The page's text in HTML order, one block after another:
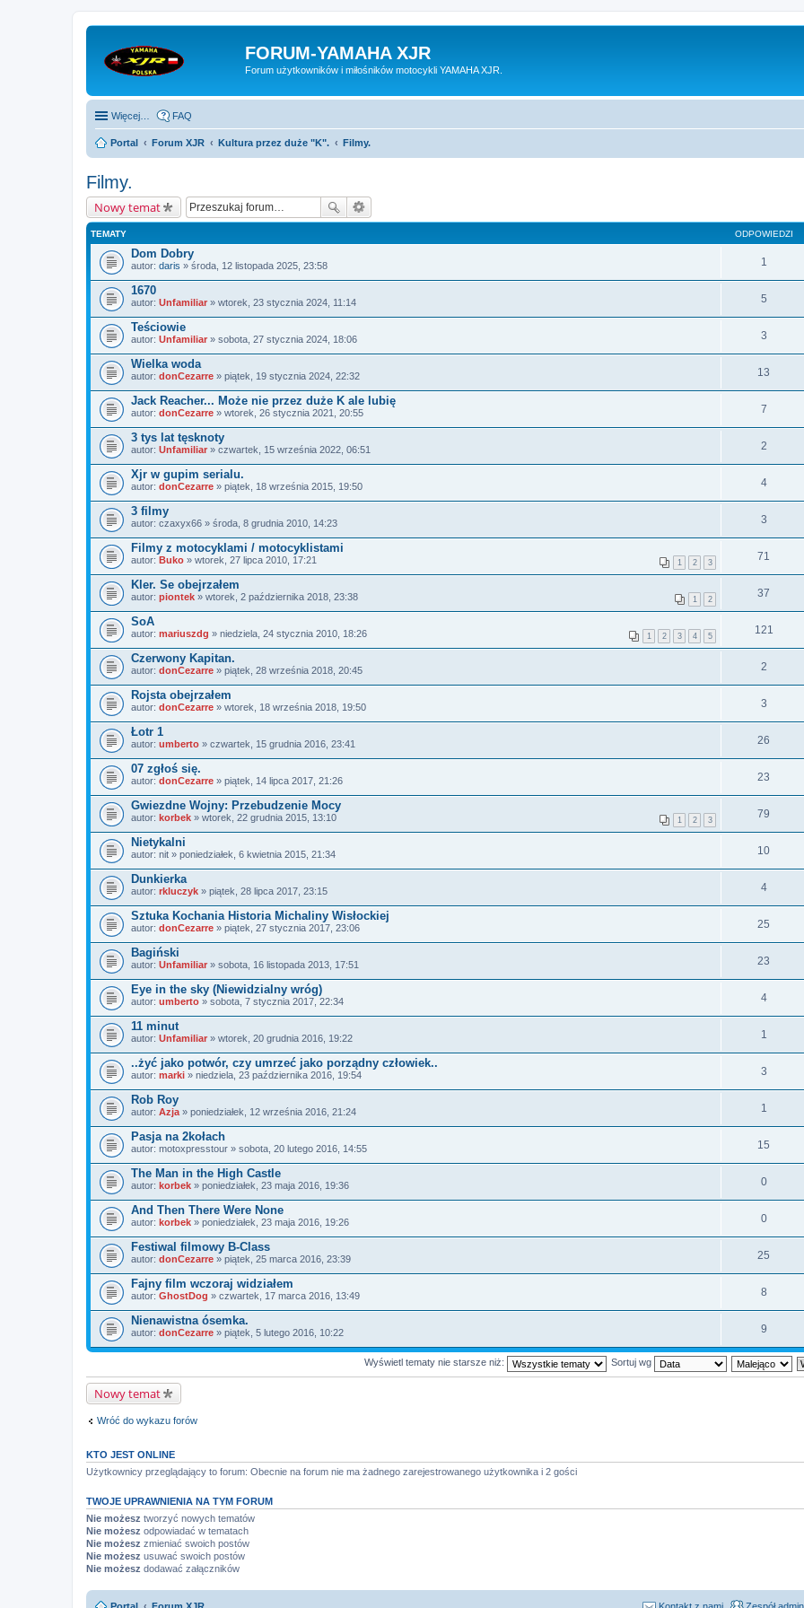
FORUM-YAMAHA XJR
Forum użytkowników i miłośników motocykli YAMAHA XJR.
Więcej… FAQ
Portal Forum XJR Kultura przez duże "K". Filmy.
Filmy.
Nowy temat
TEMATY ODPOWIEDZI
Dom Dobry
autor: daris » środa, 12 listopada 2025, 23:58 1
1670
autor: Unfamiliar » wtorek, 23 stycznia 2024, 11:14 5
Teściowie
autor: Unfamiliar » sobota, 27 stycznia 2024, 18:06 3
Wielka woda
autor: donCezarre » piątek, 19 stycznia 2024, 22:32 13
Jack Reacher... Może nie przez duże K ale lubię
autor: donCezarre » wtorek, 26 stycznia 2021, 20:55 7
3 tys lat tęsknoty
autor: Unfamiliar » czwartek, 15 września 2022, 06:51 2
Xjr w gupim serialu.
autor: donCezarre » piątek, 18 września 2015, 19:50 4
3 filmy
autor: czaxyx66 » środa, 8 grudnia 2010, 14:23 3
Filmy z motocyklami / motocyklistami
1 2 3
autor: Buko » wtorek, 27 lipca 2010, 17:21 71
Kler. Se obejrzałem
1 2
autor: piontek » wtorek, 2 października 2018, 23:38 37
SoA
1 2 3 4 5
autor: mariuszdg » niedziela, 24 stycznia 2010, 18:26 121
Czerwony Kapitan.
autor: donCezarre » piątek, 28 września 2018, 20:45 2
Rojsta obejrzałem
autor: donCezarre » wtorek, 18 września 2018, 19:50 3
Łotr 1
autor: umberto » czwartek, 15 grudnia 2016, 23:41 26
07 zgłoś się.
autor: donCezarre » piątek, 14 lipca 2017, 21:26 23
Gwiezdne Wojny: Przebudzenie Mocy
1 2 3
autor: korbek » wtorek, 22 grudnia 2015, 13:10 79
Nietykalni
autor: nit » poniedziałek, 6 kwietnia 2015, 21:34 10
Dunkierka
autor: rkluczyk » piątek, 28 lipca 2017, 23:15 4
Sztuka Kochania Historia Michaliny Wisłockiej
autor: donCezarre » piątek, 27 stycznia 2017, 23:06 25
Bagiński
autor: Unfamiliar » sobota, 16 listopada 2013, 17:51 23
Eye in the sky (Niewidzialny wróg)
autor: umberto » sobota, 7 stycznia 2017, 22:34 4
11 minut
autor: Unfamiliar » wtorek, 20 grudnia 2016, 19:22 1
..żyć jako potwór, czy umrzeć jako porządny człowiek..
autor: marki » niedziela, 23 października 2016, 19:54 3
Rob Roy
autor: Azja » poniedziałek, 12 września 2016, 21:24 1
Pasja na 2kołach
autor: motoxpresstour » sobota, 20 lutego 2016, 14:55 15
The Man in the High Castle
autor: korbek » poniedziałek, 23 maja 2016, 19:36 0
And Then There Were None
autor: korbek » poniedziałek, 23 maja 2016, 19:26 0
Festiwal filmowy B-Class
autor: donCezarre » piątek, 25 marca 2016, 23:39 25
Fajny film wczoraj widziałem
autor: GhostDog » czwartek, 17 marca 2016, 13:49 8
Nienawistna ósemka.
autor: donCezarre » piątek, 5 lutego 2016, 10:22 9
Wyświetl tematy nie starsze niż: Sortuj wg
Nowy temat
Wróć do wykazu forów
KTO JEST ONLINE
Użytkownicy przeglądający to forum: Obecnie na forum nie ma żadnego zarejestrowanego użytkownika i 2 gości
TWOJE UPRAWNIENIA NA TYM FORUM
Nie możesz tworzyć nowych tematów
Nie możesz odpowiadać w tematach
Nie możesz zmieniać swoich postów
Nie możesz usuwać swoich postów
Nie możesz dodawać załączników
Portal Forum XJR Zespół
Kontakt z nami